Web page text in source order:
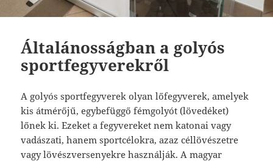
Általánosságban a golyós
sportfegyverekről
A golyós sportfegyverek olyan lőfegyverek, amelyek
kis átmérőjű, egybefüggő fémgolyót (lövedéket)
lőnek ki. Ezeket a fegyvereket nem katonai vagy
vadászati, hanem sportcélokra, azaz céllövészetre
vagy lövészversenyekre használják. A magyar